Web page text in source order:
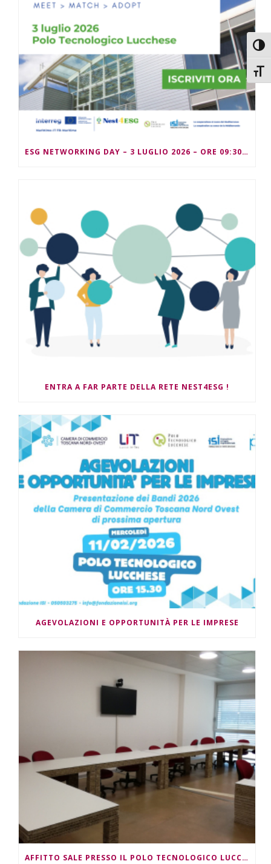
ESG NETWORKING DAY – 3 LUGLIO 2026 – ORE 09:30/13:00
ENTRA A FAR PARTE DELLA RETE NEST4ESG !
AGEVOLAZIONI E OPPORTUNITÀ PER LE IMPRESE
AFFITTO SALE PRESSO IL POLO TECNOLOGICO LUCCHESE